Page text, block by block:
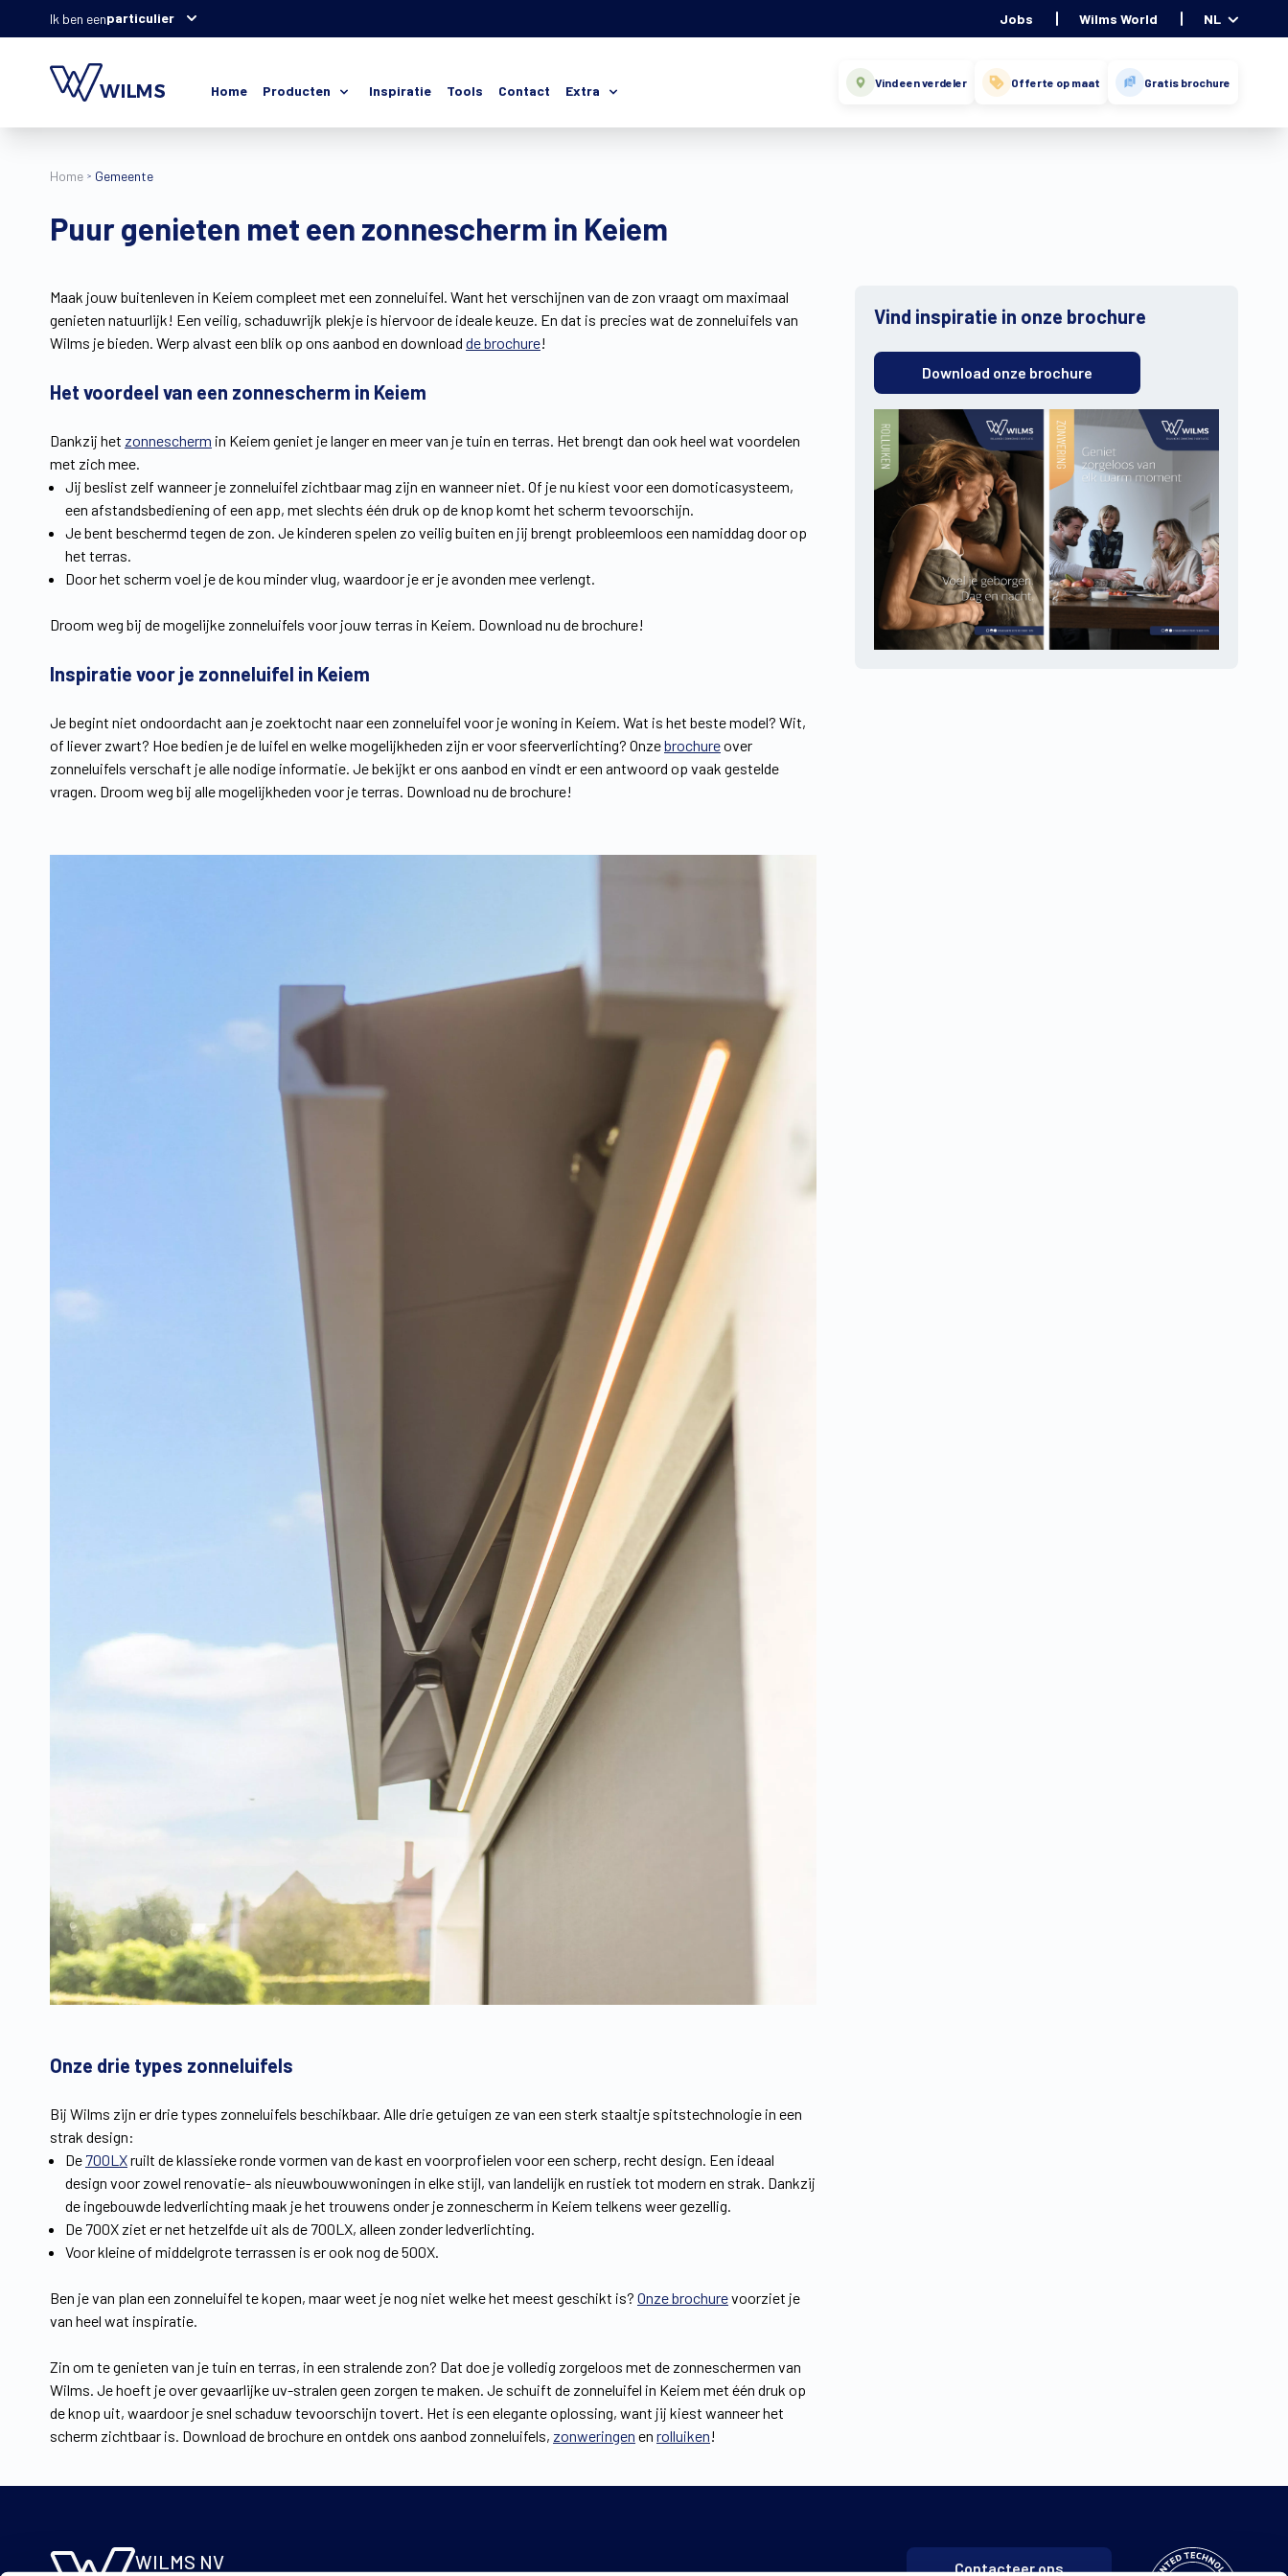
Ik ben eenparticulier Jobs Wilms World NL
Home Producten Inspiratie Tools Contact Extra Vind een verdeler Offerte op maat Gratis brochure
Home Gemeente
Puur genieten met een zonnescherm in Keiem
Maak jouw buitenleven in Keiem compleet met een zonneluifel. Want het verschijnen van de zon vraagt om maximaal
genieten natuurlijk! Een veilig, schaduwrijk plekje is hiervoor de ideale keuze. En dat is precies wat de zonneluifels van
Wilms je bieden. Werp alvast een blik op ons aanbod en download de brochure!
Het voordeel van een zonnescherm in Keiem
Dankzij het zonnescherm in Keiem geniet je langer en meer van je tuin en terras. Het brengt dan ook heel wat voordelen
met zich mee.
Jij beslist zelf wanneer je zonneluifel zichtbaar mag zijn en wanneer niet. Of je nu kiest voor een domoticasysteem,
een afstandsbediening of een app, met slechts één druk op de knop komt het scherm tevoorschijn.
Je bent beschermd tegen de zon. Je kinderen spelen zo veilig buiten en jij brengt probleemloos een namiddag door op
het terras.
Door het scherm voel je de kou minder vlug, waardoor je er je avonden mee verlengt.
Droom weg bij de mogelijke zonneluifels voor jouw terras in Keiem. Download nu de brochure!
Inspiratie voor je zonneluifel in Keiem
Je begint niet ondoordacht aan je zoektocht naar een zonneluifel voor je woning in Keiem. Wat is het beste model? Wit,
of liever zwart? Hoe bedien je de luifel en welke mogelijkheden zijn er voor sfeerverlichting? Onzebrochureover
zonneluifels verschaft je alle nodige informatie. Je bekijkt er ons aanbod en vindt er een antwoord op vaak gestelde
vragen. Droom weg bij alle mogelijkheden voor je terras. Download nu de brochure!
Onze drie types zonneluifels
Bij Wilms zijn er drie types zonneluifels beschikbaar. Alle drie getuigen ze van een sterk staaltje spitstechnologie in een
strak design:
De 700LXruilt de klassieke ronde vormen van de kast en voorprofielen voor een scherp, recht design. Een ideaal
design voor zowel renovatie- als nieuwbouwwoningen in elke stijl, van landelijk en rustiek tot modern en strak. Dankzij
de ingebouwde ledverlichting maak je het trouwens onder je zonnescherm in Keiem telkens weer gezellig.
De 700X ziet er net hetzelfde uit als de 700LX, alleen zonder ledverlichting.
Voor kleine of middelgrote terrassen is er ook nog de 500X.
Ben je van plan een zonneluifel te kopen, maar weet je nog niet welke het meest geschikt is? Onze brochurevoorziet je
van heel wat inspiratie.
Zin om te genieten van je tuin en terras, in een stralende zon? Dat doe je volledig zorgeloos met de zonneschermen van
Wilms. Je hoeft je over gevaarlijke uv-stralen geen zorgen te maken. Je schuift de zonneluifel in Keiem met één druk op
de knop uit, waardoor je snel schaduw tevoorschijn tovert. Het is een elegante oplossing, want jij kiest wanneer het
scherm zichtbaar is. Download de brochure en ontdek ons aanbod zonneluifels, zonweringen en rolluiken!
Vind inspiratie in onze brochure
Download onze brochure
WILMS NV Contacteer ons